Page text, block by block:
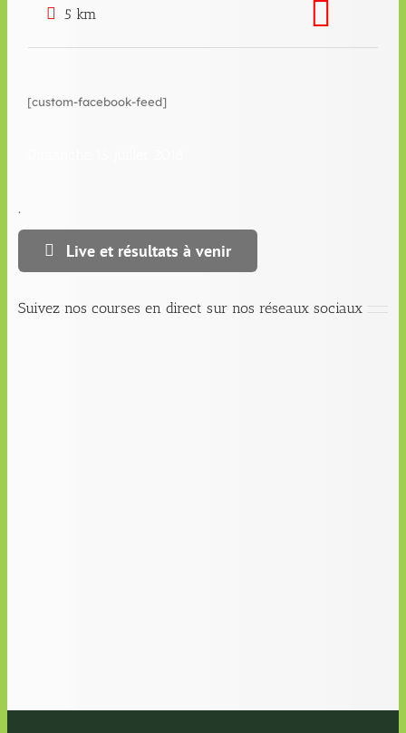
5 km
[custom-facebook-feed]
.
Live et résultats à venir
Suivez nos courses en direct sur nos réseaux sociaux